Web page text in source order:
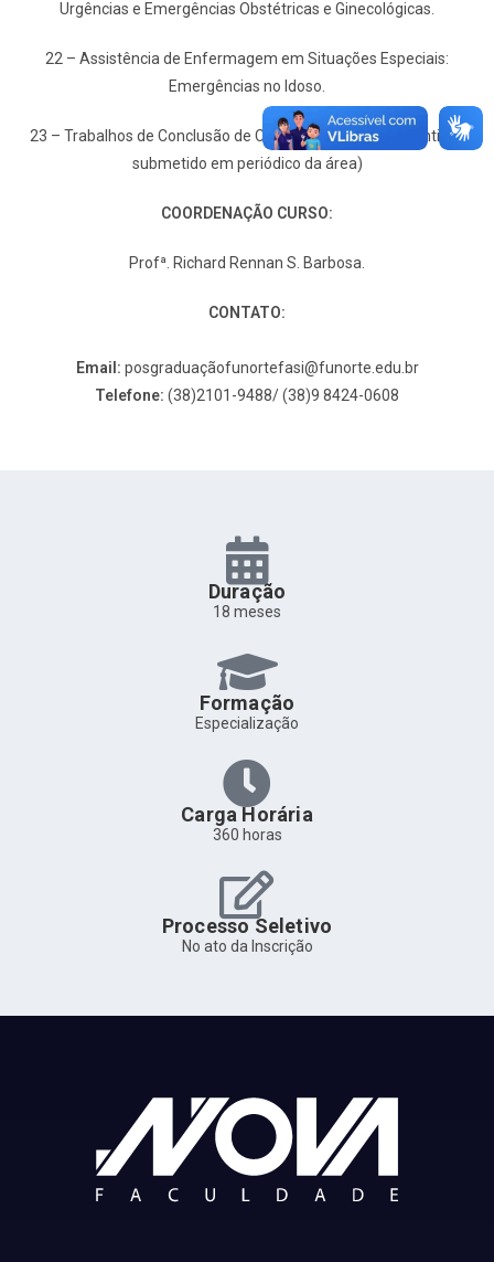
Urgências e Emergências Obstétricas e Ginecológicas.
22 – Assistência de Enfermagem em Situações Especiais:
Emergências no Idoso.
23 – Trabalhos de Conclusão de Curso – TCC ( Artigo Cientifico
submetido em periódico da área)
COORDENAÇÃO CURSO:
Profª. Richard Rennan S. Barbosa.
CONTATO:
Email: posgraduaçãofunortefasi@funorte.edu.br
Telefone: (38)2101-9488/ (38)9 8424-0608
Duração
18 meses
Formação
Especialização
Carga Horária
360 horas
Processo Seletivo
No ato da Inscrição